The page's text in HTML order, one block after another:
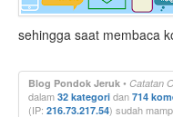
sehingga saat membaca
Blog Pondok Jeruk • Catatan
dalam 32 kategori dan 714
(IP: 216.73.217.54) sudah